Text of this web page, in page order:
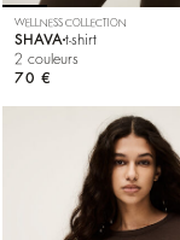
WELLNESS COLLECTION
SHAVA t-shirt
2 couleurs
70 €